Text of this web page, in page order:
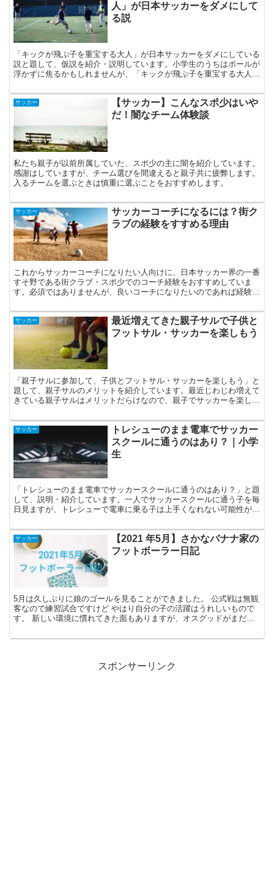
人」が日本サッカーをダメにして
る説
「キックが飛ぶ子を重宝する大人」が日本サッカーをダメにしている
説と題して、仮説を紹介・説明しています。小学生のうちはボールが
浮かずに焦るかもしれませんが、「キックが飛ぶ子を重宝する大人」
サッカー
【サッカー】こんなスポ少はいや
だ！闇なチーム体験談
私たち親子が以前所属していた、スポ少の主に闇を紹介しています。
感謝はしていますが、チーム選びを間違えると親子共に疲弊します。
入るチームを選ぶときは慎重に選ぶことをおすすめします。
サッカー
サッカーコーチになるには？街ク
ラブの経験をすすめる理由
これからサッカーコーチになりたい人向けに、日本サッカー界の一番
すそ野である街クラブ・スポ少でのコーチ経験をおすすめしていま
す。必須ではありませんが、良いコーチになりたいのであれば経験し
サッカー
最近増えてきた親子サルで子供と
フットサル・サッカーを楽しもう
「親子サルに参加して、子供とフットサル・サッカーを楽しもう」と
題して、親子サルのメリットを紹介しています。最近じわじわ増えて
きている親子サルはメリットだらけなので、親子でサッカーを楽しみ
サッカー
トレシューのまま電車でサッカー
スクールに通うのはあり？｜小学
生
「トレシューのまま電車でサッカースクールに通うのはあり？」と題
して、説明・紹介しています。一人でサッカースクールに通う子を毎
日見ますが、トレシューで電車に乗る子は上手くなれない可能性が高
サッカー
【2021 年5月】さかなバナナ家の
フットボーラー日記
5月は久しぶりに娘のゴールを見ることができました。 公式戦は無観
客なので練習試合ですけど やはり自分の子の活躍はうれしいもので
す。 新しい環境に慣れてきた面もありますが、オスグッドがまだま
スポンサーリンク